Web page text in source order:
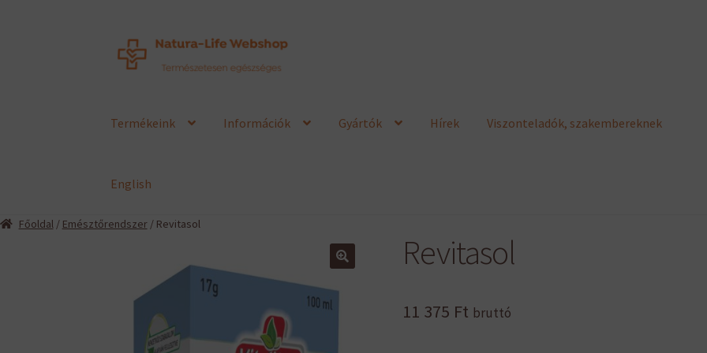
Ugrás
Kilépés
Termékeink Információk Gyártók Hírek Viszonteladók, szakembereknek
English
Főoldal/ Emésztőrendszer/ Revitasol
Revitasol
11 375 Ft bruttó